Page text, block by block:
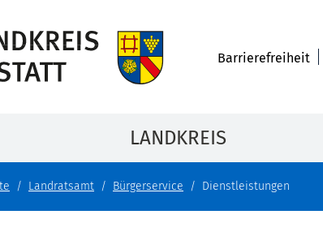
Barrierefreiheit
LANDKREIS
Landratsamt Bürgerservice Dienstleistungen